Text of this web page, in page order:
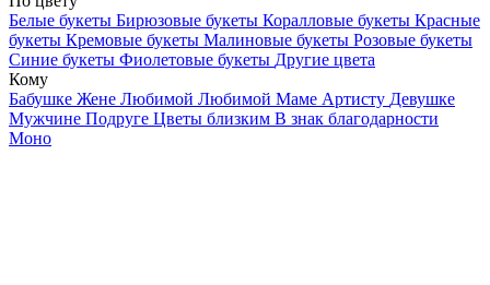
Белые букеты Бирюзовые букеты Коралловые букеты Красные
букеты Кремовые букеты Малиновые букеты Розовые букеты
Синие букеты Фиолетовые букеты Другие цвета
Кому
Бабушке Жене Любимой Любимой Маме Артисту Девушке
Мужчине Подруге Цветы близким В знак благодарности
Моно